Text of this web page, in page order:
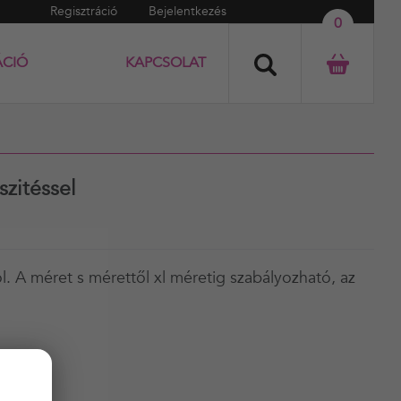
Regisztráció Bejelentkezés
0
KAPCSOLAT
méret s mérettől xl méretig szabályozható, az